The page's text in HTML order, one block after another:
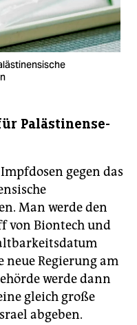
Pa­läs­ti­nen­se­
gegen das
Man werde den
von Biontech und
Regierung am
werde dann
gleich große
abgeben.